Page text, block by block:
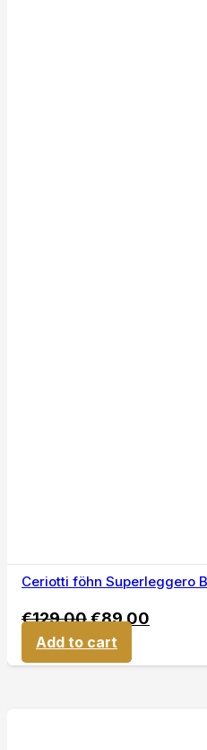
Ceriotti föhn Superleggero
€129,00€89,00
Add to cart